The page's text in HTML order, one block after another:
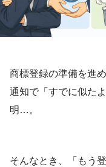
商標登録の準備を進
通知で「すでに似た
明…。
そんなとき、「もう